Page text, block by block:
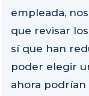
empleada,
que revisar
sí que han
poder elegir
ahora podrían